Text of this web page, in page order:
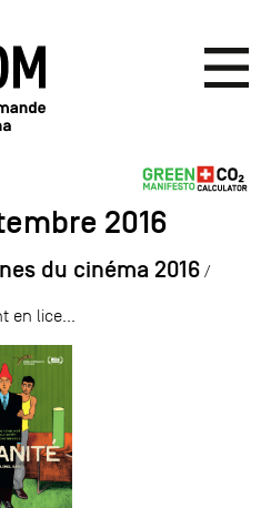
2016
du cinéma 2016 /
en lice...